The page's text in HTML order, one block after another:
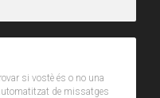
si vostè és o no una
de missatges